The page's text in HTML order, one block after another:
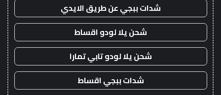
شدات ببجي عن طريق الايدي
شحن يلا لودو اقساط
شحن يلا لودو تابي تمارا
شدات ببجي اقساط